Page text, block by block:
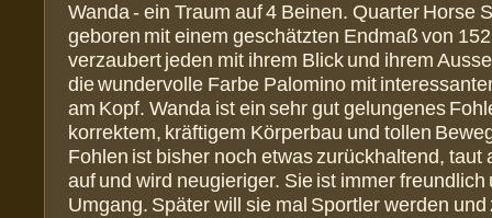
Wanda - ein Traum auf 4 Beinen. Quarter Horse
geboren mit einem geschätzten Endmaß von
verzaubert jeden mit ihrem Blick und ihrem
die wundervolle Farbe Palomino mit
am Kopf. Wanda ist ein sehr gut gelungenes
korrektem, kräftigem Körperbau und tollen
Fohlen ist bisher noch etwas zurückhaltend, taut
auf und wird neugieriger. Sie ist immer freundlich
Umgang. Später will sie mal Sportler werden